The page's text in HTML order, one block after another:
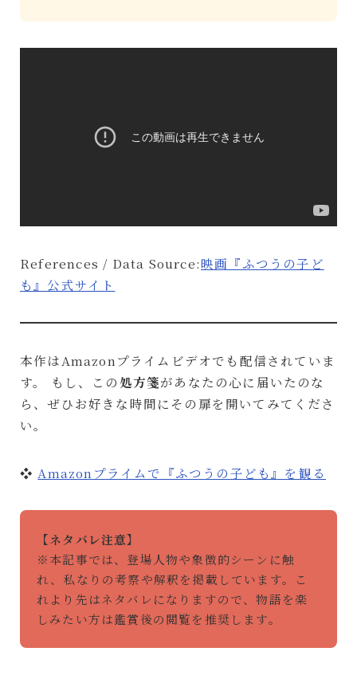
References / Data Source:映画『ふつうの子ど
も』公式サイト
本作はAmazonプライムビデオでも配信されていま
す。 もし、この 処方箋があなたの心に届いたのな
ら、ぜひお好きな時間にその扉を開いてみてくださ
い。
❖ Amazonプライムで『ふつうの子ども』を観る
【ネタバレ注意】
※本記事では、登場人物や象徴的シーンに触
れ、私なりの考察や解釈を掲載しています。こ
れより先はネタバレになりますので、物語を楽
しみたい方は鑑賞後の閲覧を推奨します。